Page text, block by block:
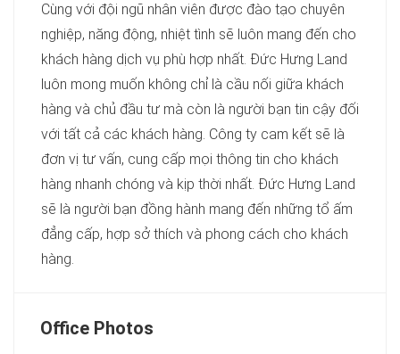
Cùng với đội ngũ nhân viên được đào tạo chuyên
nghiệp, năng động, nhiệt tình sẽ luôn mang đến cho
khách hàng dịch vụ phù hợp nhất. Đức Hưng Land
luôn mong muốn không chỉ là cầu nối giữa khách
hàng và chủ đầu tư mà còn là người bạn tin cậy đối
với tất cả các khách hàng. Công ty cam kết sẽ là
đơn vị tư vấn, cung cấp mọi thông tin cho khách
hàng nhanh chóng và kịp thời nhất. Đức Hưng Land
sẽ là người bạn đồng hành mang đến những tổ ấm
đẳng cấp, hợp sở thích và phong cách cho khách
hàng.
Office Photos